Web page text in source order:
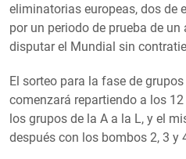
eliminatorias europeas, dos de
por un periodo de prueba de un
disputar el Mundial sin
El sorteo para la fase de
comenzará repartiendo a los
los grupos de la A a la L, y el
después con los bombos 2, 3 y